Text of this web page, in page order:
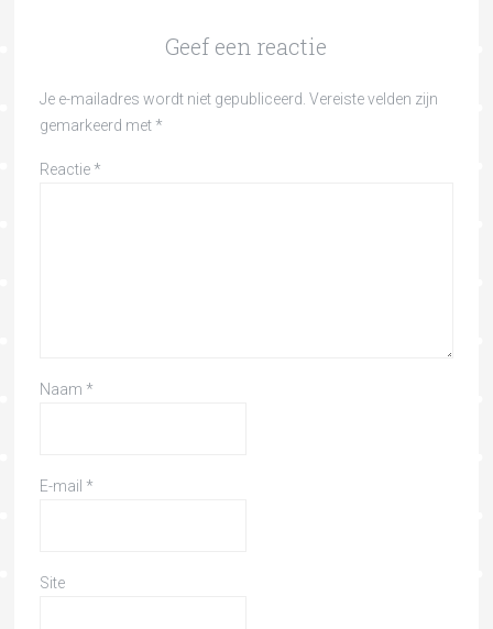
Geef een reactie
Je e-mailadres wordt niet gepubliceerd. Vereiste velden zijn
gemarkeerd met *
Reactie *
Naam *
E-mail *
Site